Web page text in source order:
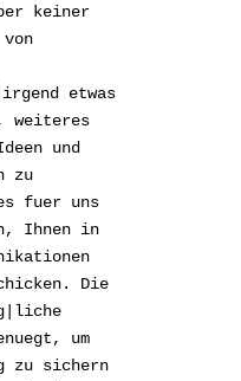
keiner
irgend etwas
weiteres
und
zu
fuer uns
Ihnen in
Die
um
zu sichern